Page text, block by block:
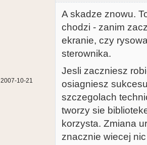
2007-10-21
A skadze znowu.
chodzi - zanim
ekranie, czy
sterownika.
Jesli zaczniesz
osiagniesz
szczegolach
tworzy sie
korzysta. Zmiana
znacznie wiecej